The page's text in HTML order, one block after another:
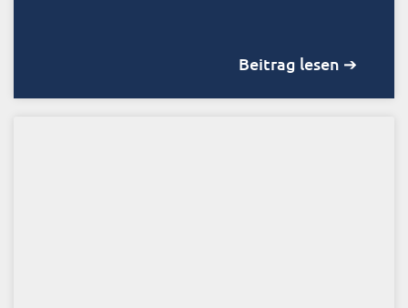
Beitrag lesen ➔